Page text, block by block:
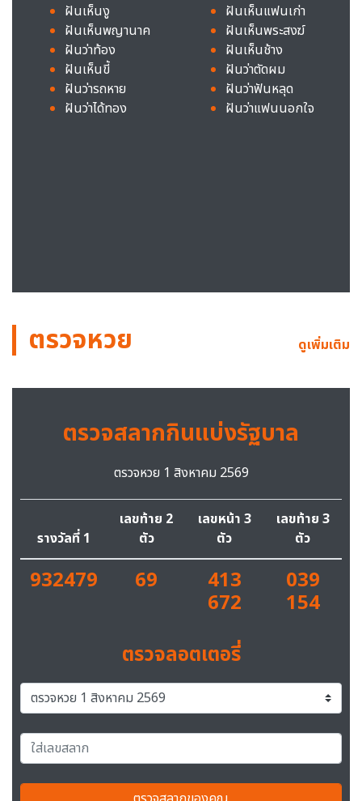
ฝันเห็นงู
ฝันเห็นพญานาค
ฝันว่าท้อง
ฝันเห็นขี้
ฝันว่ารถหาย
ฝันว่าได้ทอง
ฝันเห็นแฟนเก่า
ฝันเห็นพระสงฆ์
ฝันเห็นช้าง
ฝันว่าตัดผม
ฝันว่าฟันหลุด
ฝันว่าแฟนนอกใจ
ตรวจหวย ดูเพิ่มเติม
ตรวจสลากกินแบ่งรัฐบาล
ตรวจหวย 1 สิงหาคม 2569
รางวัลที่ 1
เลขท้าย 2
ตัว
เลขหน้า 3
ตัว
เลขท้าย 3
ตัว
932479 69 413
672
039
154
ตรวจลอตเตอรี่